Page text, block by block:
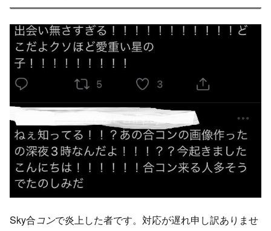
Sky合コンで炎上した者です。対応が遅れ申し訳ありませ